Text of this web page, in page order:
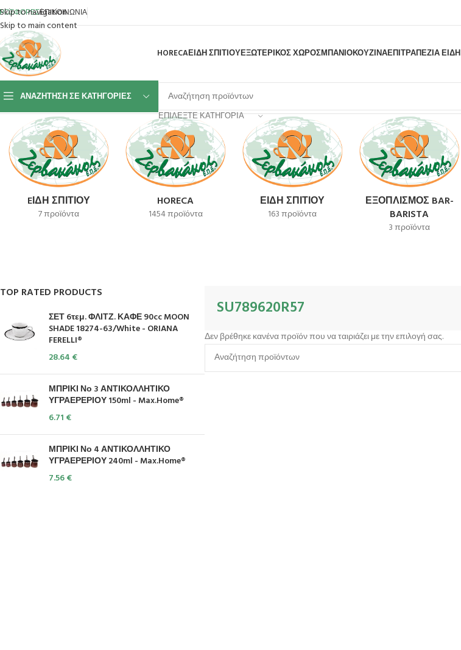
Skip to navigation
Skip to main content
ΕΠΙΚΟΙΝΩΝΙΑ
HORECAΕΙΔΗ ΣΠΙΤΙΟΥΕΞΩΤΕΡΙΚΟΣ ΧΩΡΟΣΜΠΆΝΙΟΚΟΥΖΊΝΑΕΠΙΤΡΑΠΈΖΙΑ ΕΊΔΗ
ΑΝΑΖΉΤΗΣΗ ΣΕ ΚΑΤΗΓΟΡΊΕΣ
ΕΠΙΛΈΞΤΕ ΚΑΤΗΓΟΡΊΑ
EΊΔΗ ΣΠΙΤΙΟΎ
7 προϊόντα
HORECA
1454 προϊόντα
ΕΊΔΗ ΣΠΙΤΙΟΎ
163 προϊόντα
ΕΞΟΠΛΙΣΜΌΣ BAR-
BARISTA
3 προϊόντα
TOP RATED PRODUCTS
ΣΕΤ 6τεμ. ΦΛΙΤΖ. ΚΑΦΕ 90cc MOON
SHADE 18274-63/White - ORIANA
FERELLI®
28.64 €
ΜΠΡΙΚΙ Νο 3 ΑΝΤΙΚΟΛΛΗΤΙΚΟ
ΥΓΡΑΕΡΕΡΙΟΥ 150ml - Max.Home®
6.71 €
ΜΠΡΙΚΙ Νο 4 ΑΝΤΙΚΟΛΛΗΤΙΚΟ
ΥΓΡΑΕΡΕΡΙΟΥ 240ml - Max.Home®
7.56€
SU789620R57
Δεν βρέθηκε κανένα προϊόν που να ταιριάζει με την επιλογή σας.